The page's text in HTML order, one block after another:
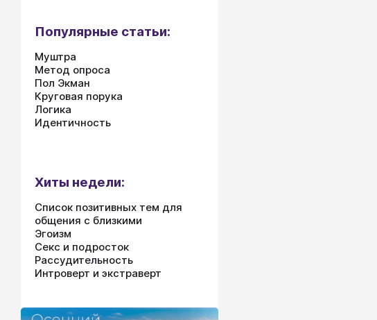
Популярные статьи:
Муштра
Метод опроса
Пол Экман
Круговая порука
Логика
Идентичность
Хиты недели:
Список позитивных тем для
общения с близкими
Эгоизм
Секс и подросток
Рассудительность
Интроверт и экстраверт